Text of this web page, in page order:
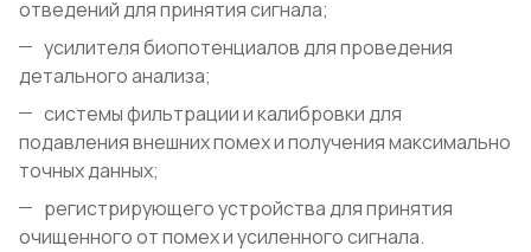
отведений для принятия сигнала;
усилителя биопотенциалов для проведения
детального анализа;
системы фильтрации и калибровки для
подавления внешних помех и получения максимально
точных данных;
регистрирующего устройства для принятия
очищенного от помех и усиленного сигнала.